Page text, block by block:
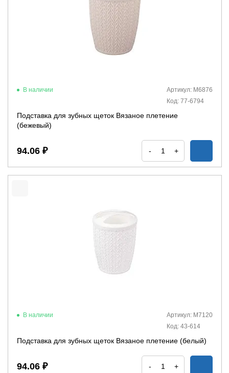
В наличии
Артикул: М6876
Код: 77-6794
Подставка для зубных щеток Вязаное плетение
(бежевый)
94.06 ₽ - +
В наличии
Артикул: М7120
Код: 43-614
Подставка для зубных щеток Вязаное плетение (белый)
94.06 ₽ - +